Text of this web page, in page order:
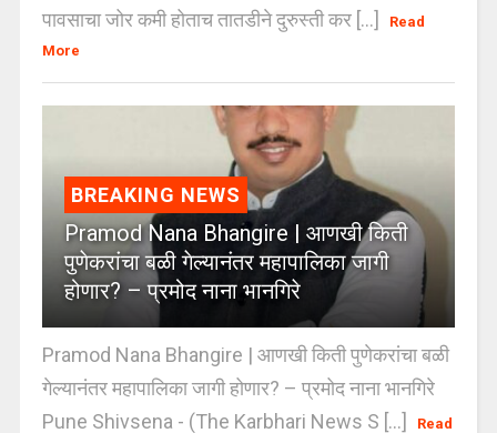
पावसाचा जोर कमी होताच तातडीने दुरुस्ती कर [...]
Read
More
BREAKING NEWS
Pramod Nana Bhangire | आणखी किती
पुणेकरांचा बळी गेल्यानंतर महापालिका जागी
होणार? – प्रमोद नाना भानगिरे
Pramod Nana Bhangire | आणखी किती पुणेकरांचा बळी
गेल्यानंतर महापालिका जागी होणार? – प्रमोद नाना भानगिरे
Pune Shivsena - (The Karbhari News S [...]
Read